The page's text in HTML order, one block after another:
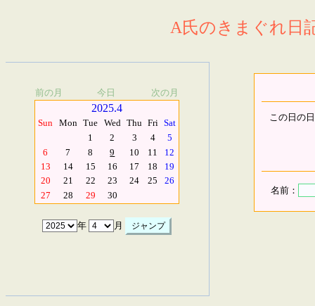
A氏のきまぐれ日
前の月 今日 次の月
2025.4
Sun Mon Tue Wed Thu Fri Sat
1
2 3 4
5
6
7 8 9 10 11
12
13
14 15 16 17 18
19
20
21 22 23 24 25
26
27
28 29 30
年 月
この日の
名前：